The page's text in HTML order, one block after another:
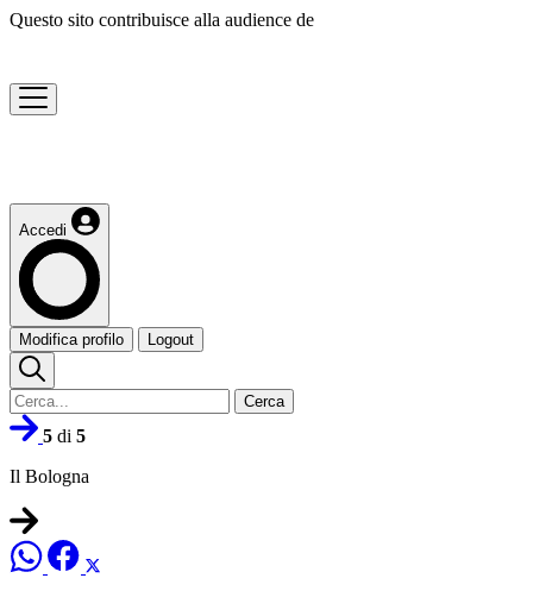
Questo sito contribuisce alla audience de
Accedi
Modifica profilo Logout
Cerca
5 di 5
Il Bologna